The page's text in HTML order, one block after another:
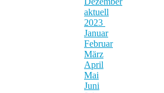
aktuell
2023
Januar
Februar
März
April
Mai
Juni